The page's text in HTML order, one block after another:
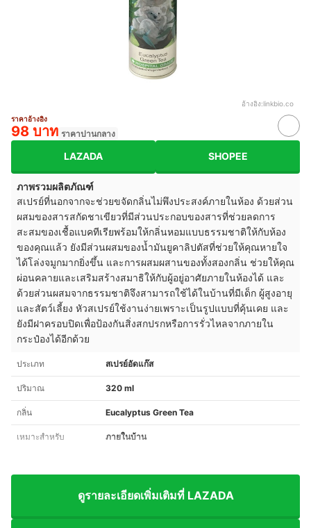
อ้างอิง:linkbio.co
ราคาอ้างอิง
98 บาท ราคาปานกลาง
LAZADA SHOPEE
ภาพรวมผลิตภัณฑ์
สเปรย์ที่นอกจากจะช่วยขจัดกลิ่นไม่พึงประสงค์ภายในห้อง ด้วยส่วน
ผสมของสารสกัดชาเขียวที่มีส่วนประกอบของสารที่ช่วยลดการ
สะสมของเชื้อแบคทีเรียพร้อมให้กลิ่นหอมแบบธรรมชาติให้กับห้อง
ของคุณแล้ว ยังมีส่วนผสมของน้ำมันยูคาลิปตัสที่ช่วยให้คุณหายใจ
ได้โล่งจมูกมากยิ่งขึ้น และการผสมผสานของทั้งสองกลิ่น ช่วยให้คุณ
ผ่อนคลายและเสริมสร้างสมาธิให้กับผู้อยู่อาศัยภายในห้องได้ และ
ด้วยส่วนผสมจากธรรมชาติจึงสามารถใช้ได้ในบ้านที่มีเด็ก ผู้สูงอายุ
และสัตว์เลี้ยง หัวสเปรย์ใช้งานง่ายเพราะเป็นรูปแบบที่คุ้นเคย และ
ยังมีฝาครอบปิดเพื่อป้องกันสิ่งสกปรกหรือการรั่วไหลจากภายใน
กระป๋องได้อีกด้วย
ประเภท สเปรย์อัดแก๊ส
ปริมาณ 320 ml
กลิ่น Eucalyptus Green Tea
เหมาะสำหรับ ภายในบ้าน
ดูรายละเอียดเพิ่มเติมที่ LAZADA